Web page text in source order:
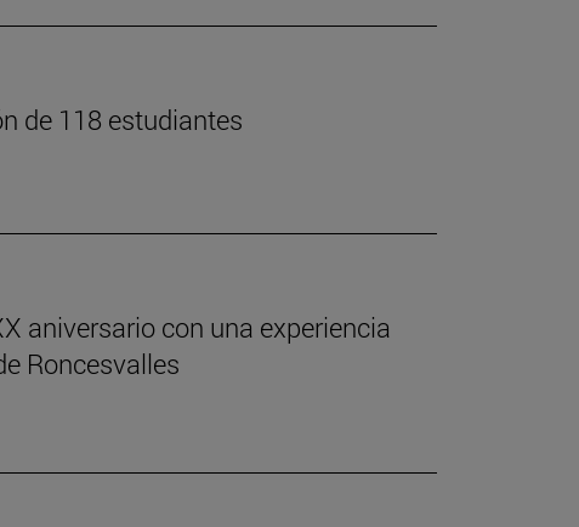
de 118 estudiantes
aniversario con una experiencia
Roncesvalles